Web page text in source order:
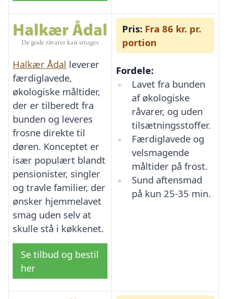
Halkær Ådal leverer
færdiglavede,
økologiske måltider,
der er tilberedt fra
bunden og leveres
frosne direkte til
døren. Konceptet er
især populært blandt
pensionister, singler
og travle familier, der
ønsker hjemmelavet
smag uden selv at
skulle stå i køkkenet.
Se tilbud og bestil
her
Pris: Fra 86 kr. pr.
portion
Fordele:
Lavet fra bunden
af økologiske
råvarer, og uden
tilsætningsstoffer.
Færdiglavede og
velsmagende
måltider på frost.
Sund aftensmad
på kun 25-35 min.